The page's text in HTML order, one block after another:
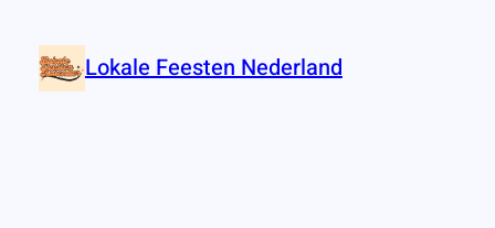
Lokale Feesten Nederland